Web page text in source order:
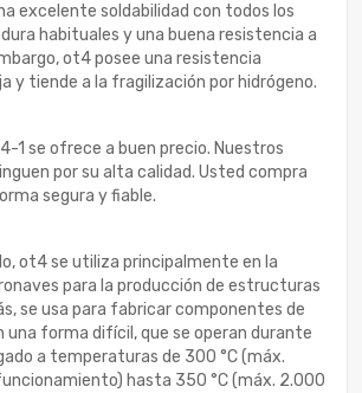
excelente soldabilidad con todos los
habituales y una buena resistencia a
ot4 posee una resistencia
y tiende a la fragilización por hidrógeno.
1 se ofrece a buen precio. Nuestros
por su alta calidad. Usted compra
segura y fiable.
ot4 se utiliza principalmente en la
para la producción de estructuras
se usa para fabricar componentes de
una forma difícil, que se operan durante
a temperaturas de 300 °C (máx.
hasta 350 °C (máx. 2.000